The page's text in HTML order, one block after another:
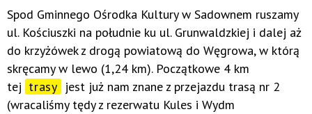
Spod Gminnego Ośrodka Kultury w Sadownem ruszamy
ul. Kościuszki na południe ku ul. Grunwaldzkiej i dalej aż
do krzyżówek z drogą powiatową do Węgrowa, w którą
skręcamy w lewo (1,24 km). Początkowe 4 km
tej trasy jest już nam znane z przejazdu trasą nr 2
(wracaliśmy tędy z rezerwatu Kules i Wydm